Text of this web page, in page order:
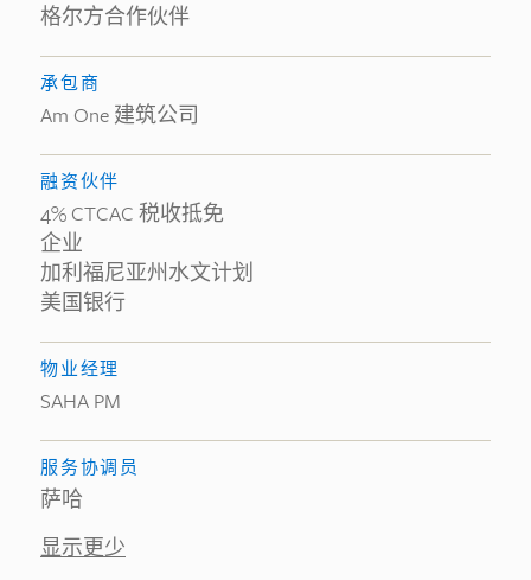
格尔方合作伙伴
承包商
Am One 建筑公司
融资伙伴
4% CTCAC 税收抵免
企业
加利福尼亚州水文计划
美国银行
物业经理
SAHA PM
服务协调员
萨哈
显示更少